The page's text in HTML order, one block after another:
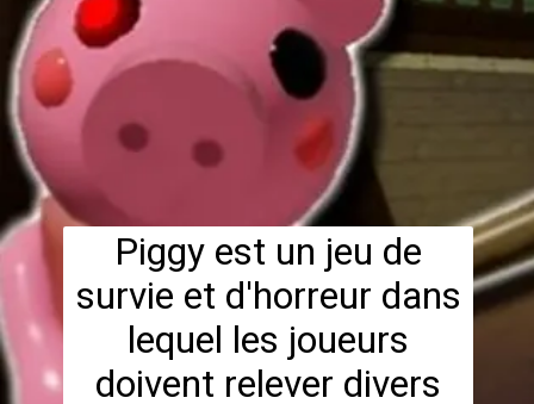
Piggy est un jeu de
survie et d'horreur dans
lequel les joueurs
doivent relever divers